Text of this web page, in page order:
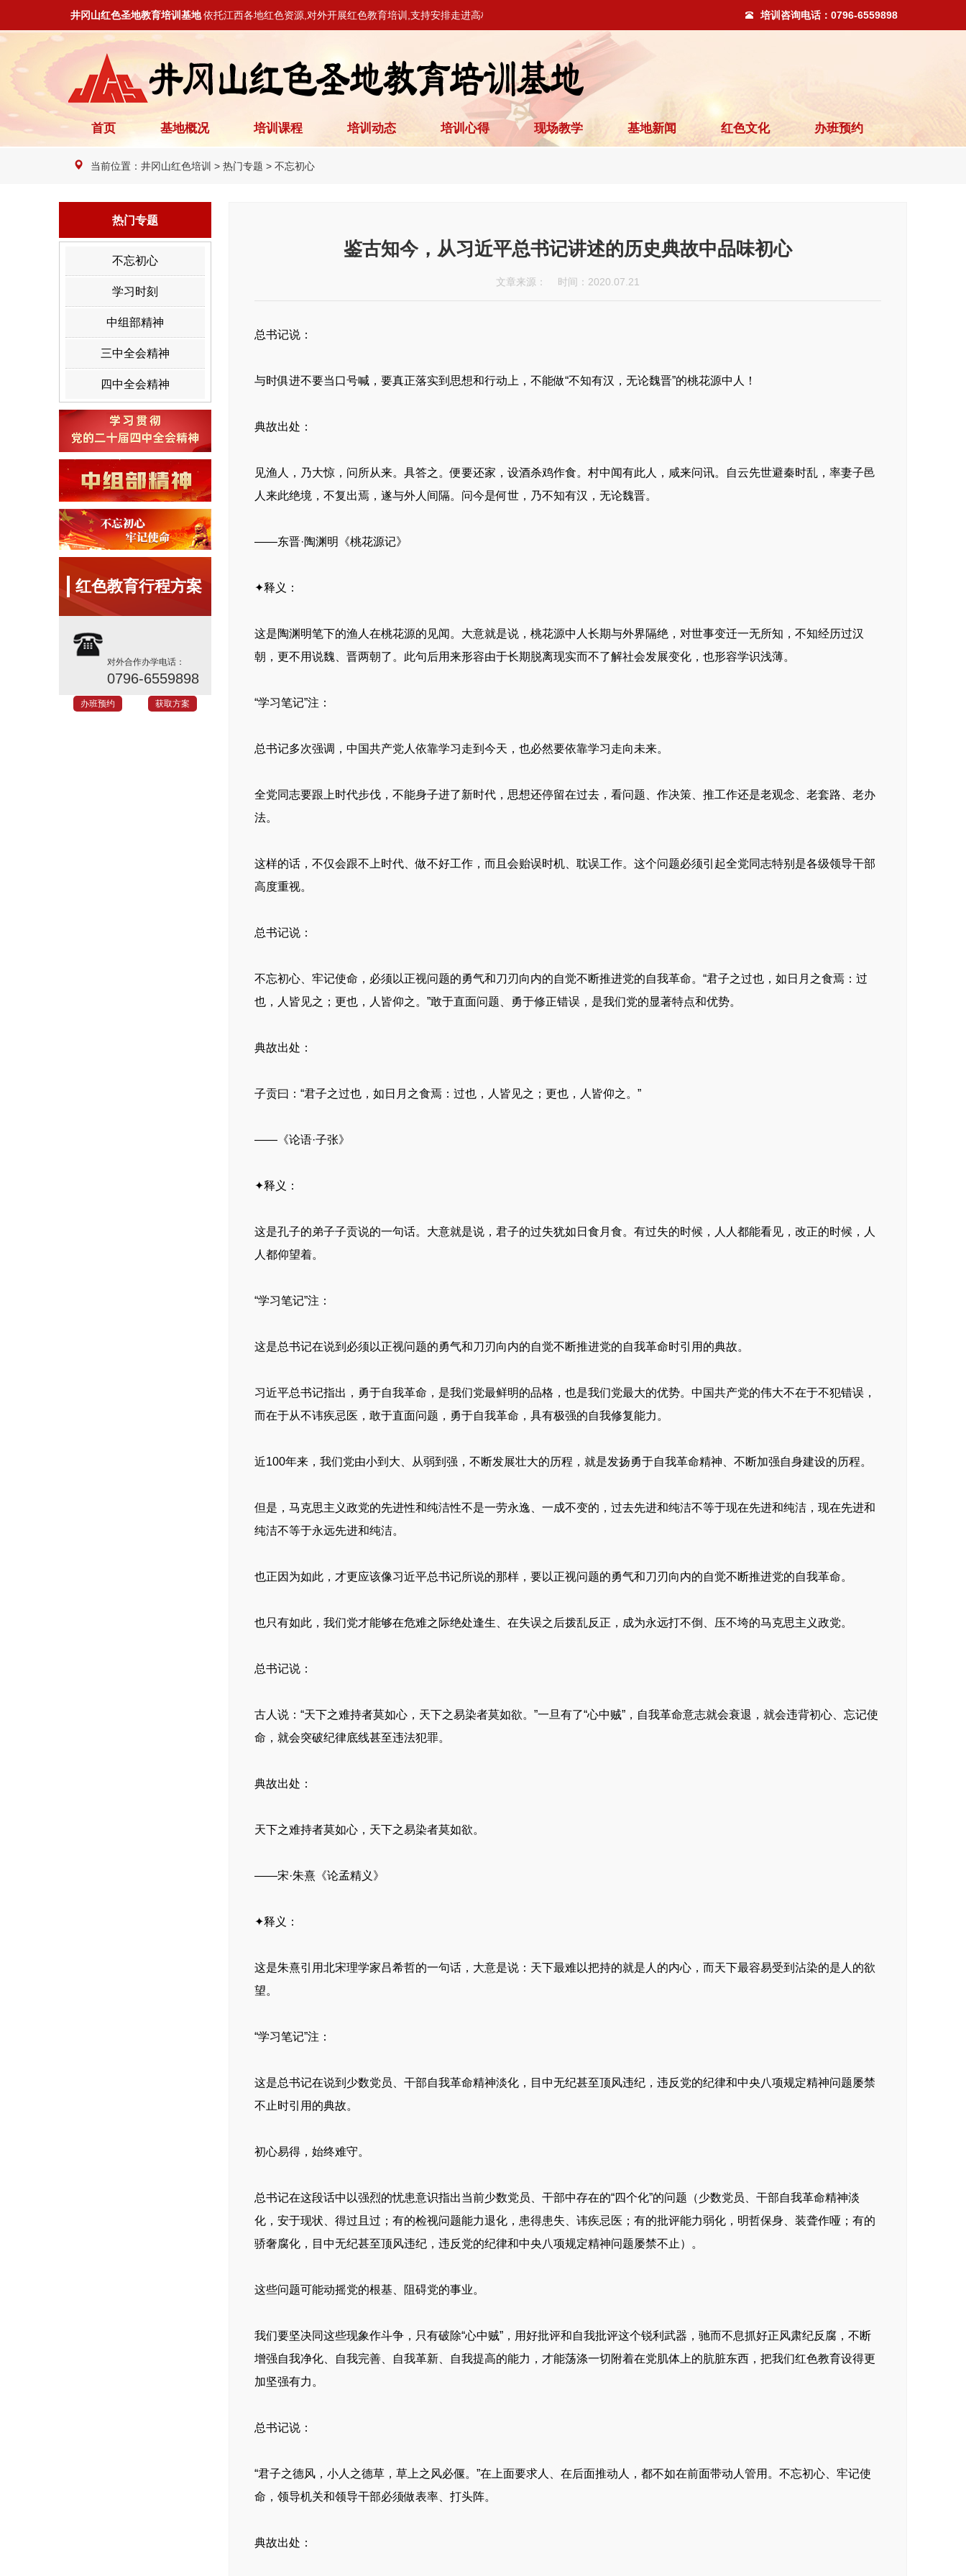
井冈山红色圣地教育培训基地依托江西各地红色资源,对外开展红色教育培训,支持安排走进高校、党校开展教学活动。 培训咨询电话： 0796-6559898
首页 基地概况 培训课程 培训动态 培训心得 现场教学 基地新闻 红色文化 办班预约
当前位置： 井冈山红色培训 > 热门专题 > 不忘初心
热门专题
不忘初心
学习时刻
中组部精神
三中全会精神
四中全会精神
红色教育行程方案
对外合作办学电话：
0796-6559898
办班预约 获取方案
鉴古知今，从习近平总书记讲述的历史典故中品味初心
文章来源： 时间：2020.07.21
总书记说：
与时俱进不要当口号喊，要真正落实到思想和行动上，不能做“不知有汉，无论魏晋”的桃花源中人！
典故出处：
见渔人，乃大惊，问所从来。具答之。便要还家，设酒杀鸡作食。村中闻有此人，咸来问讯。自云先世避秦时乱，率妻子邑
人来此绝境，不复出焉，遂与外人间隔。问今是何世，乃不知有汉，无论魏晋。
——东晋·陶渊明《桃花源记》
✦释义：
这是陶渊明笔下的渔人在桃花源的见闻。大意就是说，桃花源中人长期与外界隔绝，对世事变迁一无所知，不知经历过汉
朝，更不用说魏、晋两朝了。此句后用来形容由于长期脱离现实而不了解社会发展变化，也形容学识浅薄。
“学习笔记”注：
总书记多次强调，中国共产党人依靠学习走到今天，也必然要依靠学习走向未来。
全党同志要跟上时代步伐，不能身子进了新时代，思想还停留在过去，看问题、作决策、推工作还是老观念、老套路、老办
法。
这样的话，不仅会跟不上时代、做不好工作，而且会贻误时机、耽误工作。这个问题必须引起全党同志特别是各级领导干部
高度重视。
总书记说：
不忘初心、牢记使命，必须以正视问题的勇气和刀刃向内的自觉不断推进党的自我革命。“君子之过也，如日月之食焉：过
也，人皆见之；更也，人皆仰之。”敢于直面问题、勇于修正错误，是我们党的显著特点和优势。
典故出处：
子贡曰：“君子之过也，如日月之食焉：过也，人皆见之；更也，人皆仰之。”
——《论语·子张》
✦释义：
这是孔子的弟子子贡说的一句话。大意就是说，君子的过失犹如日食月食。有过失的时候，人人都能看见，改正的时候，人
人都仰望着。
“学习笔记”注：
这是总书记在说到必须以正视问题的勇气和刀刃向内的自觉不断推进党的自我革命时引用的典故。
习近平总书记指出，勇于自我革命，是我们党最鲜明的品格，也是我们党最大的优势。中国共产党的伟大不在于不犯错误，
而在于从不讳疾忌医，敢于直面问题，勇于自我革命，具有极强的自我修复能力。
近100年来，我们党由小到大、从弱到强，不断发展壮大的历程，就是发扬勇于自我革命精神、不断加强自身建设的历程。
但是，马克思主义政党的先进性和纯洁性不是一劳永逸、一成不变的，过去先进和纯洁不等于现在先进和纯洁，现在先进和
纯洁不等于永远先进和纯洁。
也正因为如此，才更应该像习近平总书记所说的那样，要以正视问题的勇气和刀刃向内的自觉不断推进党的自我革命。
也只有如此，我们党才能够在危难之际绝处逢生、在失误之后拨乱反正，成为永远打不倒、压不垮的马克思主义政党。
总书记说：
古人说：“天下之难持者莫如心，天下之易染者莫如欲。”一旦有了“心中贼”，自我革命意志就会衰退，就会违背初心、忘记使
命，就会突破纪律底线甚至违法犯罪。
典故出处：
天下之难持者莫如心，天下之易染者莫如欲。
——宋·朱熹《论孟精义》
✦释义：
这是朱熹引用北宋理学家吕希哲的一句话，大意是说：天下最难以把持的就是人的内心，而天下最容易受到沾染的是人的欲
望。
“学习笔记”注：
这是总书记在说到少数党员、干部自我革命精神淡化，目中无纪甚至顶风违纪，违反党的纪律和中央八项规定精神问题屡禁
不止时引用的典故。
初心易得，始终难守。
总书记在这段话中以强烈的忧患意识指出当前少数党员、干部中存在的“四个化”的问题（少数党员、干部自我革命精神淡
化，安于现状、得过且过；有的检视问题能力退化，患得患失、讳疾忌医；有的批评能力弱化，明哲保身、装聋作哑；有的
骄奢腐化，目中无纪甚至顶风违纪，违反党的纪律和中央八项规定精神问题屡禁不止）。
这些问题可能动摇党的根基、阻碍党的事业。
我们要坚决同这些现象作斗争，只有破除“心中贼”，用好批评和自我批评这个锐利武器，驰而不息抓好正风肃纪反腐，不断
增强自我净化、自我完善、自我革新、自我提高的能力，才能荡涤一切附着在党肌体上的肮脏东西，把我们红色教育设得更
加坚强有力。
总书记说：
“君子之德风，小人之德草，草上之风必偃。”在上面要求人、在后面推动人，都不如在前面带动人管用。不忘初心、牢记使
命，领导机关和领导干部必须做表率、打头阵。
典故出处：